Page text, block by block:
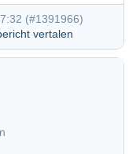
(#1391966)
vertalen